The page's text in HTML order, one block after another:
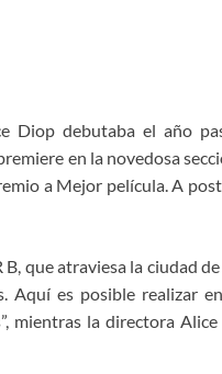
Diop debutaba el año
en la novedosa
a Mejor película. A
que atraviesa la ciudad
Aquí es posible realizar
mientras la directora